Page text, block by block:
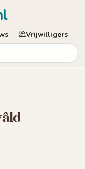
Vrijwilligers